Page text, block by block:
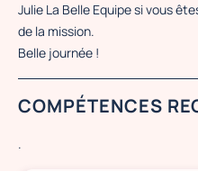
Julie La Belle Equipe si vous
de la mission.
Belle journée !
COMPÉTENCES
.